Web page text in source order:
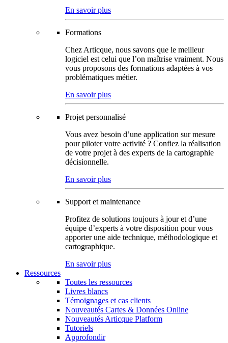
En savoir plus
Formations
Chez Articque, nous savons que le meilleur
logiciel est celui que l’on maîtrise vraiment. Nous
vous proposons des formations adaptées à vos
problématiques métier.
En savoir plus
Projet personnalisé
Vous avez besoin d’une application sur mesure
pour piloter votre activité ? Confiez la réalisation
de votre projet à des experts de la cartographie
décisionnelle.
En savoir plus
Support et maintenance
Profitez de solutions toujours à jour et d’une
équipe d’experts à votre disposition pour vous
apporter une aide technique, méthodologique et
cartographique.
En savoir plus
Ressources
Toutes les ressources
Livres blancs
Témoignages et cas clients
Nouveautés Cartes & Données Online
Nouveautés Articque Platform
Tutoriels
Approfondir